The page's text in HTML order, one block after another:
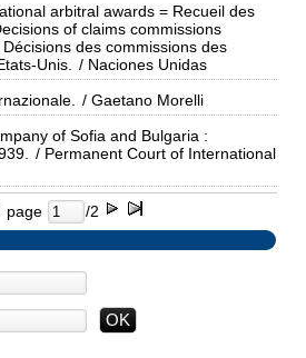
arbitral awards = Recueil des
of claims commissions
des commissions des
Unis.
/ Naciones Unidas
/ Gaetano Morelli
of Sofia and Bulgaria :
/ Permanent Court of International
page /2